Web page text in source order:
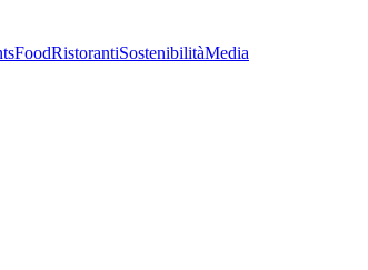
FoodRistorantiSostenibilitàMedia